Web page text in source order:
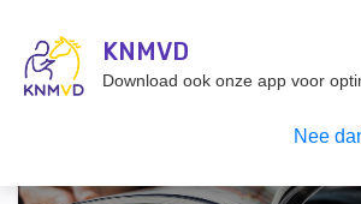
InloggenKNMVD
Download ook onze app voor
Nee